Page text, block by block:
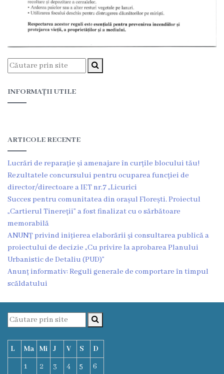
turistic
Profilul
demografic
de
Oraşe
infrăţite
Galerie
foto
Servicii
Eliberarea
certificatelor
Notificarea
activităţiilor
de
comerţ
INFORMAȚII UTILE
ARTICOLE RECENTE
Lucrări de reparație și amenajare în curțile blocului tău!
Rezultatele concursului pentru ocuparea funcției de
director/directoare a IET nr.7 „Licurici
Succes pentru comunitatea din orașul Florești. Proiectul
„Cartierul Tinereții” a fost finalizat cu o sărbătoare
memorabilă
ANUNȚ privind inițierea elaborării și consultarea publică a
proiectului de decizie „Cu privire la aprobarea Planului
Urbanistic de Detaliu (PUD)”
Anunț informativ: Reguli generale de comportare în timpul
scăldatului
L Ma Mi J V S
D
1
2 3 4 5
6